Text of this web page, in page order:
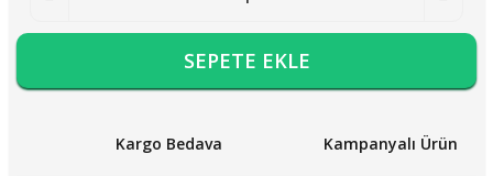
SEPETE EKLE
Kargo Bedava Kampanyalı Ürün